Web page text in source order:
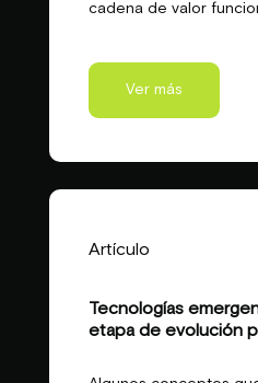
cadena de valor
Ver más
Artículo
Tecnologías
etapa de evolución